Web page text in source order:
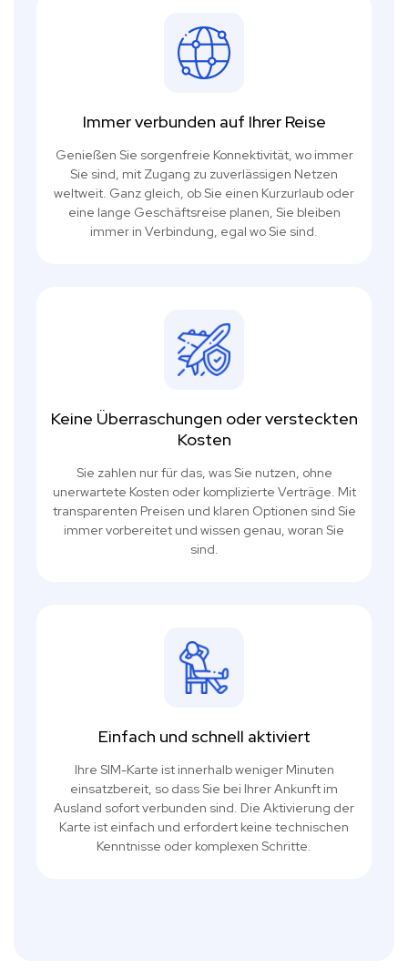
Immer verbunden auf Ihrer Reise
Genießen Sie sorgenfreie Konnektivität, wo immer
Sie sind, mit Zugang zu zuverlässigen Netzen
weltweit. Ganz gleich, ob Sie einen Kurzurlaub oder
eine lange Geschäftsreise planen, Sie bleiben
immer in Verbindung, egal wo Sie sind.
Keine Überraschungen oder versteckten
Kosten
Sie zahlen nur für das, was Sie nutzen, ohne
unerwartete Kosten oder komplizierte Verträge. Mit
transparenten Preisen und klaren Optionen sind Sie
immer vorbereitet und wissen genau, woran Sie
sind.
Einfach und schnell aktiviert
Ihre SIM-Karte ist innerhalb weniger Minuten
einsatzbereit, so dass Sie bei Ihrer Ankunft im
Ausland sofort verbunden sind. Die Aktivierung der
Karte ist einfach und erfordert keine technischen
Kenntnisse oder komplexen Schritte.